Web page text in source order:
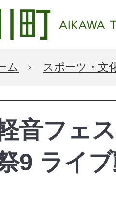
ム スポーツ・文
音フェ
9 ライ